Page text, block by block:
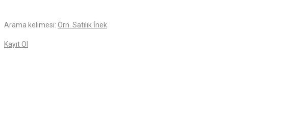
Arama kelimesi: Örn. Satılık İnek
Kayıt Ol